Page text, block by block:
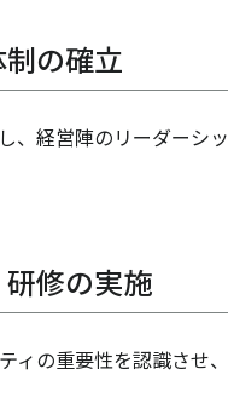
の確立
、経営陣のリーダーシ
修の実施
ィの重要性を認識させ